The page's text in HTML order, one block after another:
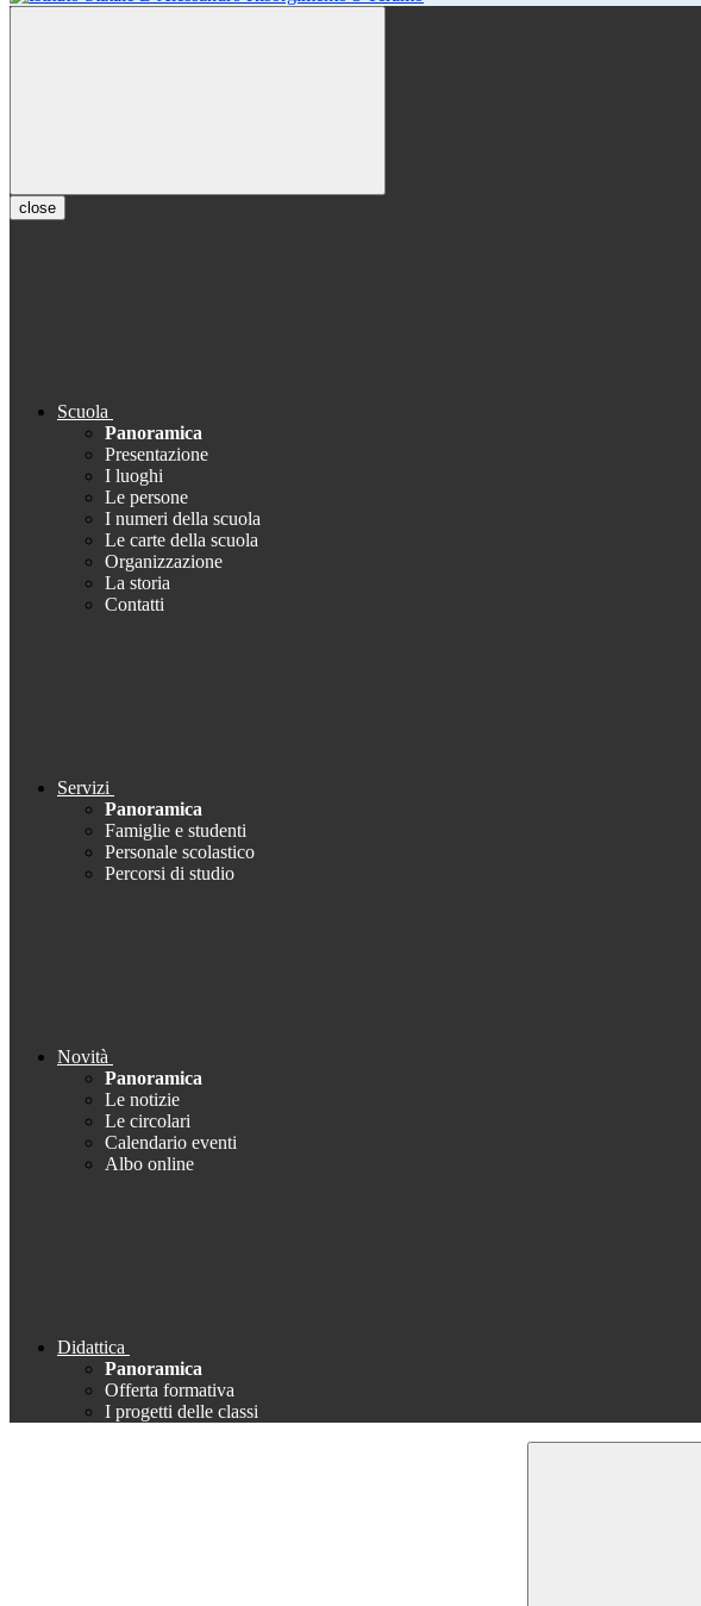
close
Scuola
Panoramica
Presentazione
I luoghi
Le persone
I numeri della scuola
Le carte della scuola
Organizzazione
La storia
Contatti
Servizi
Panoramica
Famiglie e studenti
Personale scolastico
Percorsi di studio
Novità
Panoramica
Le notizie
Le circolari
Calendario eventi
Albo online
Didattica
Panoramica
Offerta formativa
I progetti delle classi